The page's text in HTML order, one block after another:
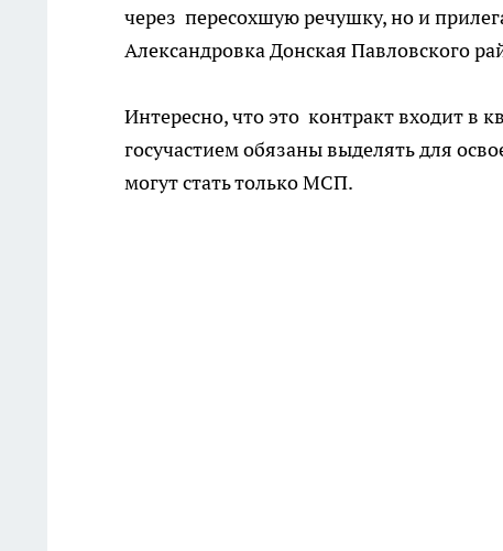
через пересохшую речушку, но и
Александровка Донская Павловского
Интересно, что это контракт входит в
госучастием обязаны выделять для
могут стать только МСП.